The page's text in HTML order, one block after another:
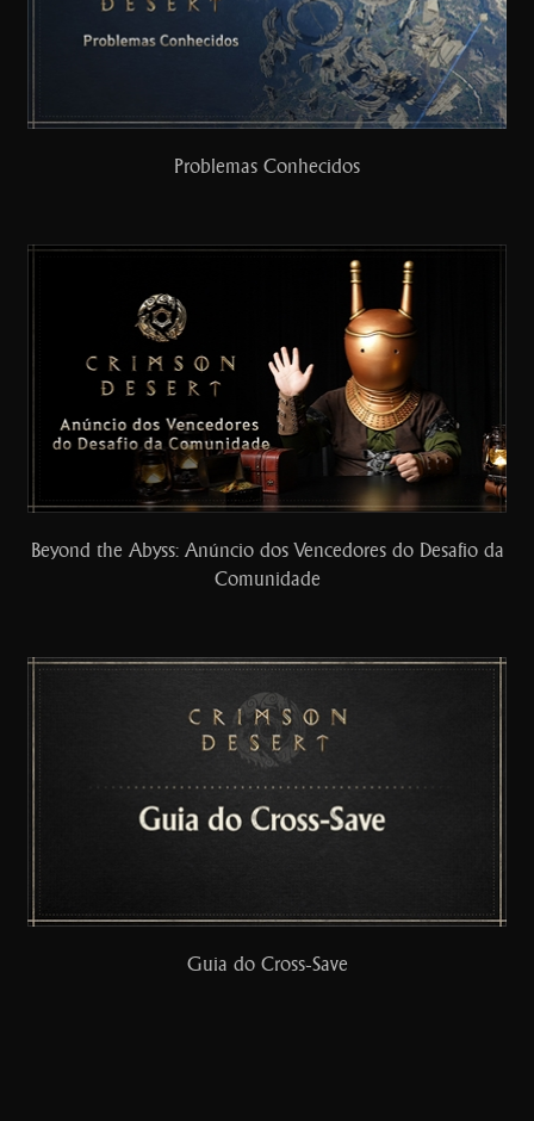
Problemas Conhecidos
Beyond the Abyss: Anúncio dos Vencedores do Desafio da
Comunidade
Guia do Cross-Save